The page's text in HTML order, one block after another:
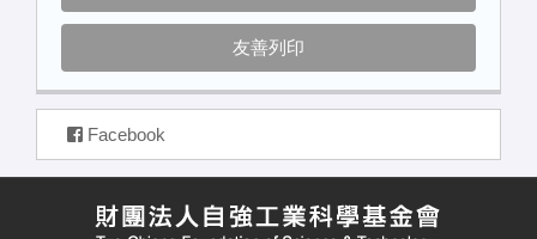
友善列印
Facebook